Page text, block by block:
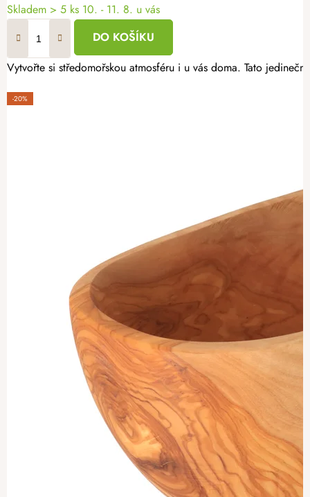
Skladem > 5 ks 10. - 11. 8. u vás
DO KOŠÍKU
Vytvořte si středomořskou atmosféru i u vás doma. Tato
-20%